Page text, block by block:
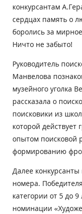
конкурсантам
сердцах память о
боролись за
Ничто не забыто!
Руководитель
Манвелова
музейного уголка
рассказала о
поисковики из
которой действует
опытом поисковой
формированию
Далее
номера.
категории от 5 до
номинации